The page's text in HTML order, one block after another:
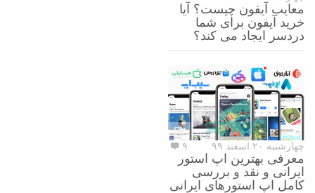
معایب آیفون چیست؟ آیا
خرید آیفون برای شما
دردسر ایجاد می کند؟
چهارشنبه ۲۰ اسفند ۹۹ ۹
معرفی بهترین اپ استور
ایرانی و نقد و بررسی
کامل اپ استورهای ایرانی